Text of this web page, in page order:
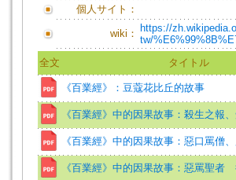
個人サイト：
wiki：
https://
tw/
全文
タイトル
《百業經》：豆蔻花比丘的故事
《百業經》中的因果故事：殺生之報
《百業經》中的因果故事：惡口罵僧
《百業經》中的因果故事：惡罵聖者